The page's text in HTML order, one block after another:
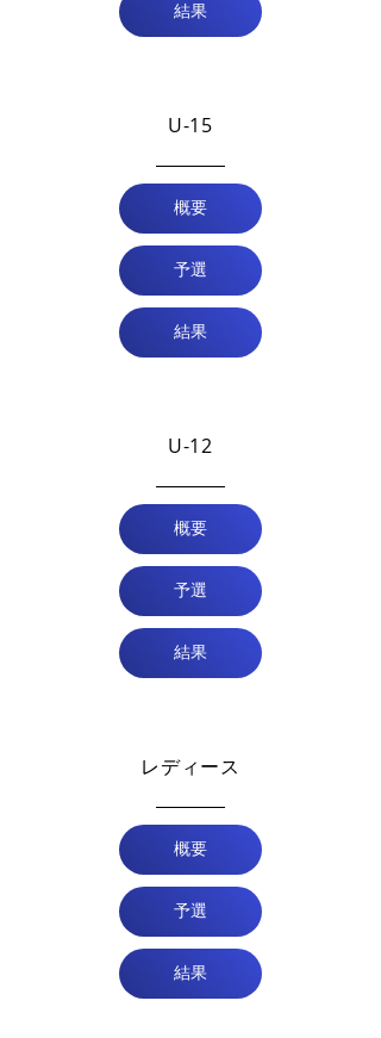
結果
U-15
概要
予選
結果
U-12
概要
予選
結果
レディース
概要
予選
結果